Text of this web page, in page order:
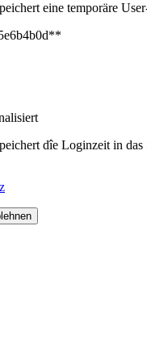
eine temporäre
dîe Loginzeit in das